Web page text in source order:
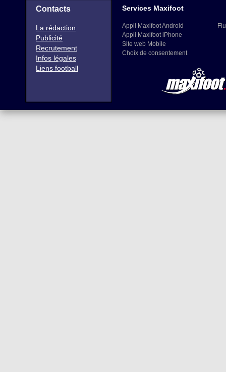
Contacts
La rédaction
Publicité
Recrutement
Infos légales
Liens football
Services Maxifoot
Appli Maxifoot Android
Appli Maxifoot iPhone
Site web Mobile
Choix de consentement